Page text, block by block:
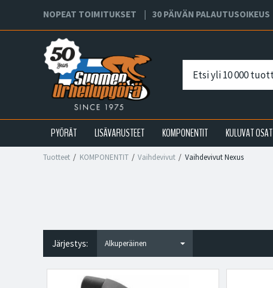
NOPEAT TOIMITUKSET 30 PÄIVÄN PALAUTUSOIKEUS
PYÖRÄT LISÄVARUSTEET KOMPONENTIT KULUVAT OSAT
Tuotteet KOMPONENTIT Vaihdevivut Vaihdevivut Nexus
Järjestys: